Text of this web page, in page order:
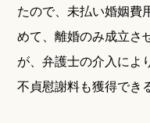
たので、未払い婚姻費
めて、離婚のみ成立さ
が、弁護士の介入によ
不貞慰謝料も獲得でき